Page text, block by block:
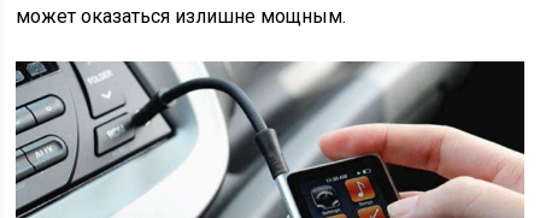
может оказаться излишне мощным.